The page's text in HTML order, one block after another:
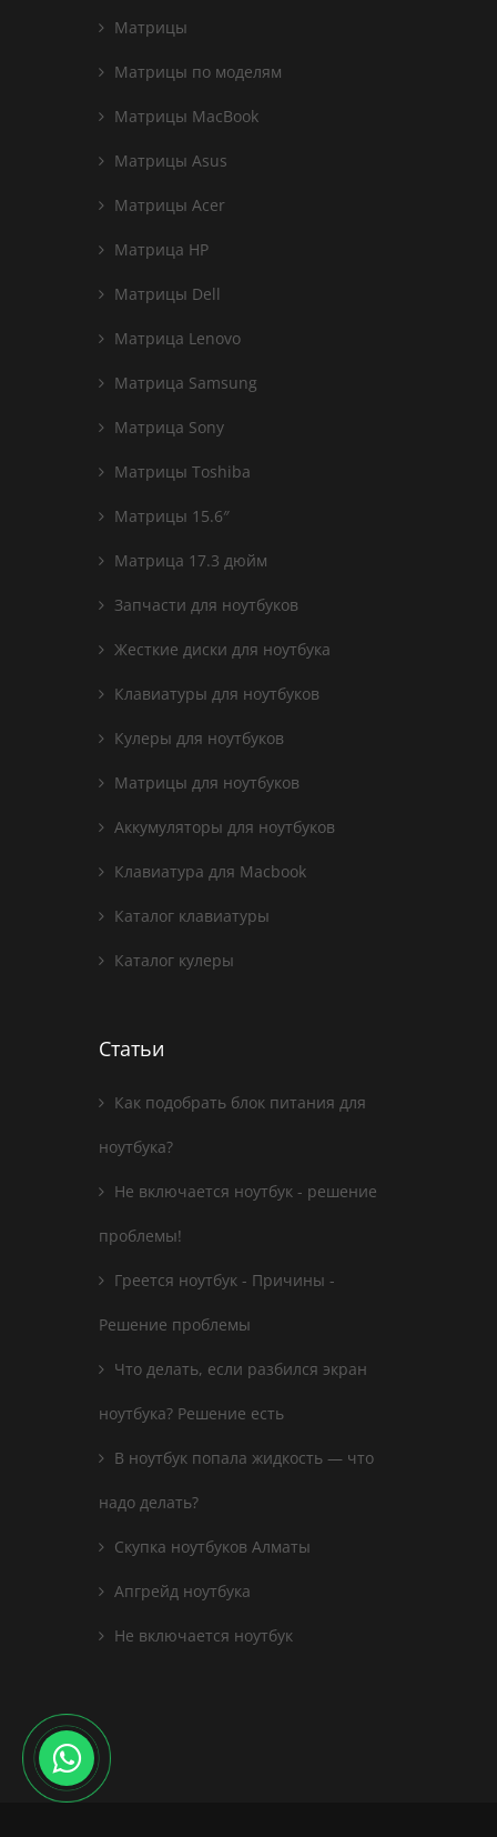
Матрицы
Матрицы по моделям
Матрицы MacBook
Матрицы Asus
Матрицы Acer
Матрица HP
Матрицы Dell
Матрица Lenovo
Матрица Samsung
Матрица Sony
Матрицы Toshiba
Матрицы 15.6″
Матрица 17.3 дюйм
Запчасти для ноутбуков
Жесткие диски для ноутбука
Клавиатуры для ноутбуков
Кулеры для ноутбуков
Матрицы для ноутбуков
Аккумуляторы для ноутбуков
Клавиатура для Macbook
Каталог клавиатуры
Каталог кулеры
Статьи
Как подобрать блок питания для
ноутбука?
Не включается ноутбук - решение
проблемы!
Греется ноутбук - Причины -
Решение проблемы
Что делать, если разбился экран
ноутбука? Решение есть
В ноутбук попала жидкость — что
надо делать?
Скупка ноутбуков Алматы
Апгрейд ноутбука
Не включается ноутбук